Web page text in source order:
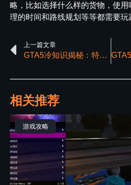
略，比如选择什么样的货物，使
理的时间和路线规划等等都需要玩
上一篇文章
GTA5冷知识揭秘：特种车辆警报组合键与佩里克岛飞行技巧
相关推荐
游戏攻略